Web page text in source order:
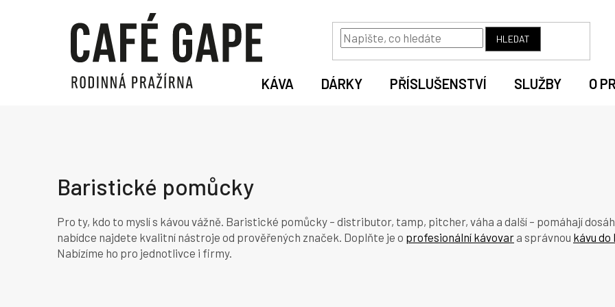
HLEDAT
KÁVA DÁRKY PŘÍSLUŠENSTVÍ SLUŽBY O
Baristické pomůcky
Pro ty, kdo to myslí s kávou vážně. Baristické pomůcky – distributor, tamp, pitcher, váha a další – pomáhají
nabídce najdete kvalitní nástroje od prověřených značek. Doplňte je o profesionální kávovar a správnou kávu do
Nabízíme ho pro jednotlivce i firmy.